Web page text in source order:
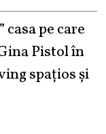
casa pe care
Pistol în
spațios și